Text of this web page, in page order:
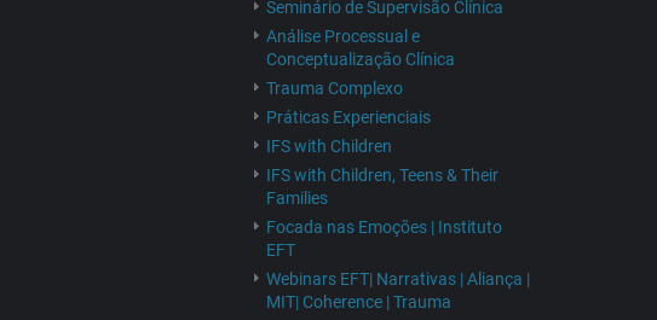
Seminário de Supervisão Clínica
Análise Processual e
Conceptualização Clínica
Trauma Complexo
Práticas Experienciais
IFS with Children
IFS with Children, Teens & Their
Families
Focada nas Emoções | Instituto
EFT
Webinars EFT| Narrativas | Aliança |
MIT| Coherence | Trauma